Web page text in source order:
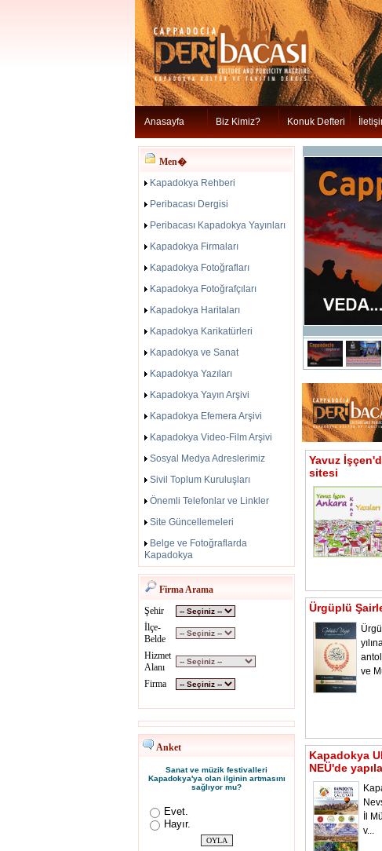
Anasayfa Biz Kimiz? Konuk Defteri
Men�
Kapadokya Rehberi
Peribacası Dergisi
Peribacası Kapadokya Yayınları
Kapadokya Firmaları
Kapadokya Fotoğrafları
Kapadokya Fotoğrafçıları
Kapadokya Haritaları
Kapadokya Karikatürleri
Kapadokya ve Sanat
Kapadokya Yazıları
Kapadokya Yayın Arşivi
Kapadokya Efemera Arşivi
Kapadokya Video-Film Arşivi
Sosyal Medya Adreslerimiz
Sivil Toplum Kuruluşları
Önemli Telefonlar ve Linkler
Site Güncellemeleri
Belge ve Fotoğraflarda
Kapadokya
Firma Arama
Şehir
İlçe-
Belde
Hizmet
Alanı
Firma
Anket
Sanat ve müzik festivalleri
Kapadokya'ya olan ilginin artmasını
sağlıyor mu?
Evet.
Hayır.
Yavuz
sitesi
Ürgüplü
ve
Kapadokya
NEÜ'de
İl
v...